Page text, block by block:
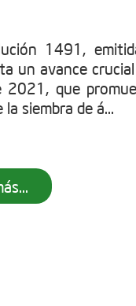
1491,
un avance
que
siembra de á...